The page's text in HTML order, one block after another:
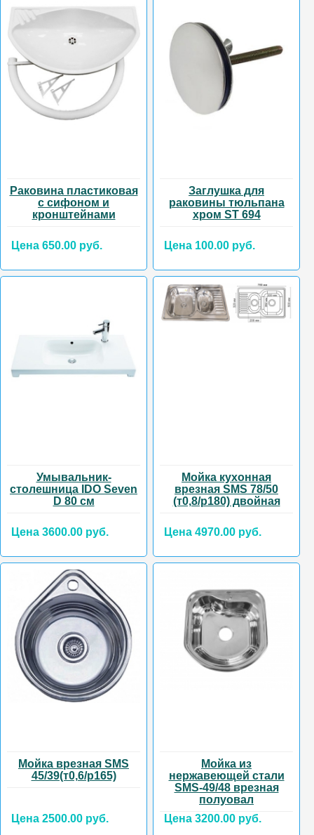
Раковина пластиковая
с сифоном и
кронштейнами
Цена 650.00 руб.
Заглушка для
раковины тюльпана
хром ST 694
Цена 100.00 руб.
Умывальник-
столешница IDO Seven
D 80 см
Цена 3600.00 руб.
Мойка кухонная
врезная SMS 78/50
(т0,8/р180) двойная
Цена 4970.00 руб.
Мойка врезная SMS
45/39(т0,6/р165)
Цена 2500.00 руб.
Мойка из
нержавеющей стали
SMS-49/48 врезная
полуовал
Цена 3200.00 руб.